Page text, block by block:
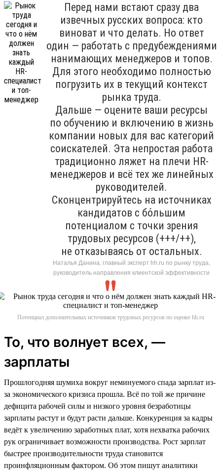
Перед нами встают сразу два
извечных русских вопроса: кто
виноват и что делать. Но ответ
один — работать с предубеждениями
нанимающих менеджеров и топов.
Для этого необходимо полностью
погрузить их в текущий контекст
рынка труда.
Дальше — оцените ваши ресурсы
по обучению и включению в жизнь
компании новых для вас категорий
соискателей. Эта непростая работа
традиционно ляжет на плечи HR-
менеджеров и всё тех же линейных
руководителей.
Сконцентрируйтесь на источниках
кандидатов с бо́льшим
потенциалом с точки зрения
трудовых ресурсов (+++/++),
не отказываясь от остальных.
Наталья Данина, главный эксперт hh.ru по рынку труда,
руководитель направления клиентской эффективности
Потенциал дополнительных источников трудовых ресурсов по оценке hh.ru
То, что волнует всех, —
зарплаты
Прошлогодняя шумиха вокруг неминуемого спада зарплат из-
за экономического кризиса прошла. Всё по той же причине
дефицита рабочей силы и низкого уровня безработицы
зарплаты растут и будут расти дальше. Конкуренция за кадры
ведёт к увеличению заработных плат, хотя нехватка рабочих
рук ограничивает возможности производства. Рост зарплат
быстрее производительности труда становится
проинфляционным фактором. Об этом пишут аналитики